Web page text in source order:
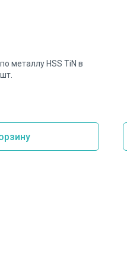
металлу HSS TiN в